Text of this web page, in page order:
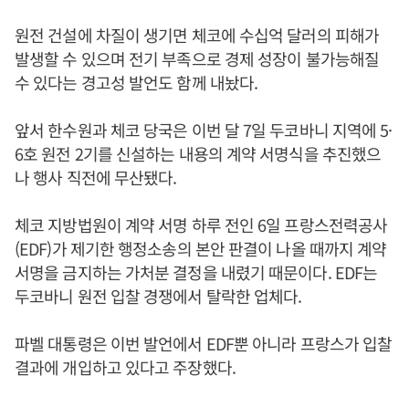
원전 건설에 차질이 생기면 체코에 수십억 달러의 피해가
발생할 수 있으며 전기 부족으로 경제 성장이 불가능해질
수 있다는 경고성 발언도 함께 내놨다.
앞서 한수원과 체코 당국은 이번 달 7일 두코바니 지역에 5·
6호 원전 2기를 신설하는 내용의 계약 서명식을 추진했으
나 행사 직전에 무산됐다.
체코 지방법원이 계약 서명 하루 전인 6일 프랑스전력공사
(EDF)가 제기한 행정소송의 본안 판결이 나올 때까지 계약
서명을 금지하는 가처분 결정을 내렸기 때문이다. EDF는
두코바니 원전 입찰 경쟁에서 탈락한 업체다.
파벨 대통령은 이번 발언에서 EDF뿐 아니라 프랑스가 입찰
결과에 개입하고 있다고 주장했다.